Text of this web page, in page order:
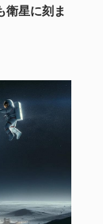
星に刻ま